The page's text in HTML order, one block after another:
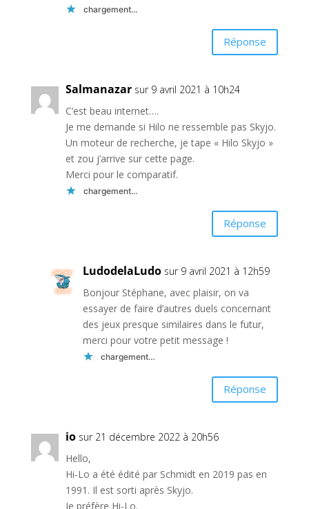
chargement…
Réponse
Salmanazar sur 9 avril 2021 à 10h24
C’est beau internet….
Je me demande si Hilo ne ressemble pas Skyjo.
Un moteur de recherche, je tape « Hilo Skyjo »
et zou j’arrive sur cette page.
Merci pour le comparatif.
chargement…
Réponse
LudodelaLudo sur 9 avril 2021 à 12h59
Bonjour Stéphane, avec plaisir, on va
essayer de faire d’autres duels concernant
des jeux presque similaires dans le futur,
merci pour votre petit message !
chargement…
Réponse
io sur 21 décembre 2022 à 20h56
Hello,
Hi-Lo a été édité par Schmidt en 2019 pas en
1991. Il est sorti après Skyjo.
Je préfère Hi-Lo.